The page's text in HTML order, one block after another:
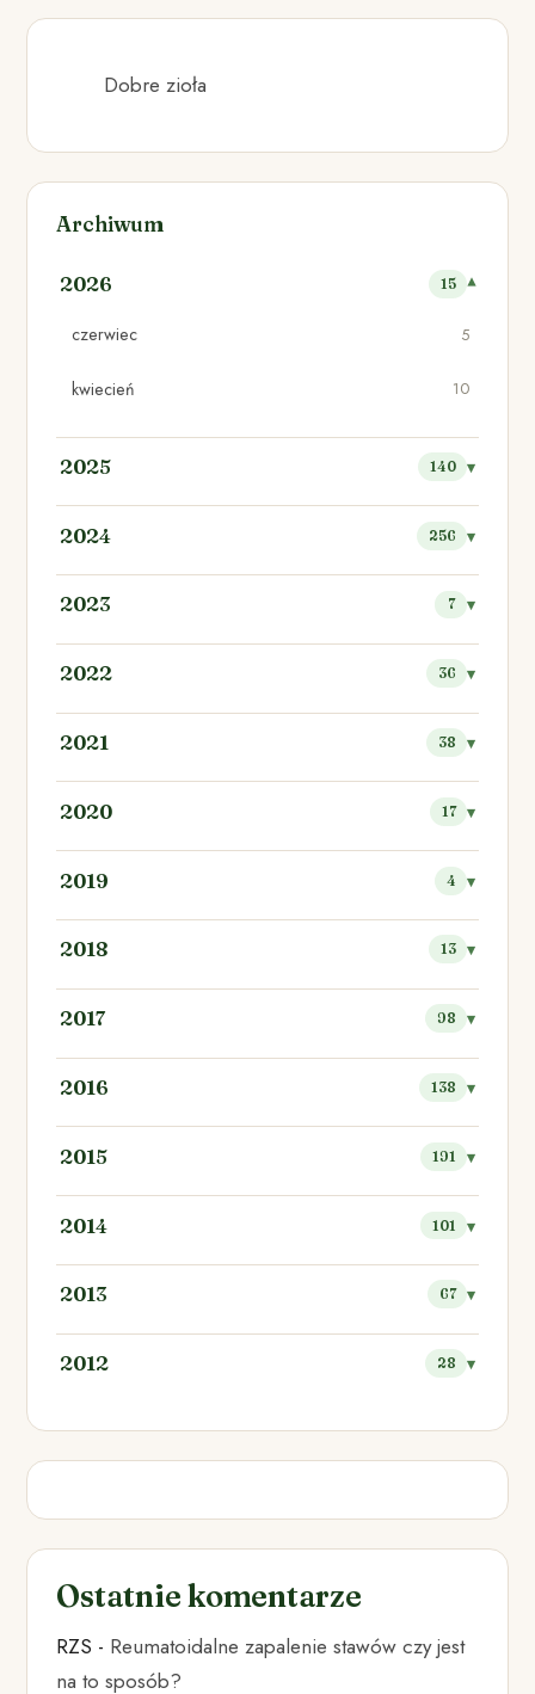
Dobre zioła
Archiwum
2026 15
czerwiec 5
kwiecień 10
2025 140
2024 256
2023 7
2022 36
2021 38
2020 17
2019 4
2018 13
2017 98
2016 138
2015 191
2014 101
2013 67
2012 28
Ostatnie komentarze
RZS - Reumatoidalne zapalenie stawów czy jest
na to sposób?